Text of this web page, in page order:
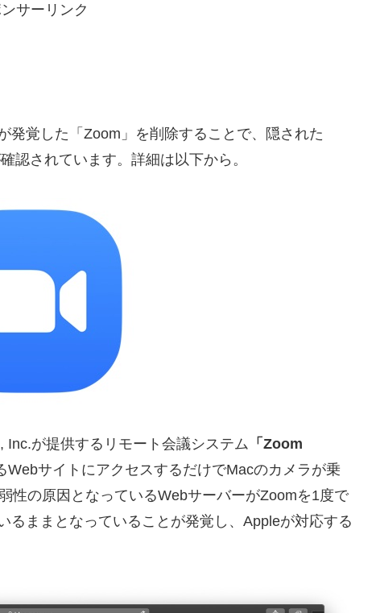
サーリンク
覚した「Zoom」を削除することで、隠された
認されています。詳細は以下から。
が提供するリモート会議システム 「Zoom
サイトにアクセスするだけでMacのカメラが乗
性の原因となっているWebサーバーがZoomを1度で
るままとなっていることが発覚し、Appleが対応する